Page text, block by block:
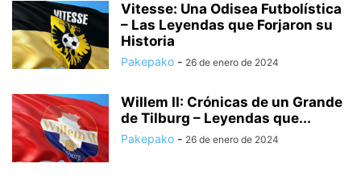
Vitesse: Una Odisea Futbolística
– Las Leyendas que Forjaron su
Historia
Pakepako - 26 de enero de 2024
Willem II: Crónicas de un Grande
de Tilburg – Leyendas que...
Pakepako - 26 de enero de 2024